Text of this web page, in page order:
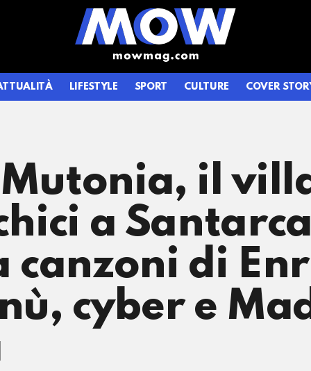
LIFESTYLE SPORT CULTURE COVER
il
a
canzoni di
cyber e